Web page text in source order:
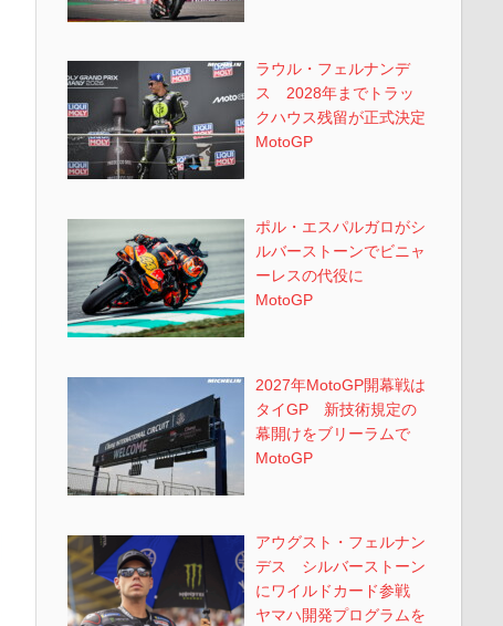
ラウル・フェルナンデ
ス 2028年までトラッ
クハウス残留が正式決定
MotoGP
ポル・エスパルガロがシ
ルバーストーンでビニャ
ーレスの代役に
MotoGP
2027年MotoGP開幕戦は
タイGP 新技術規定の
幕開けをブリーラムで
MotoGP
アウグスト・フェルナン
デス シルバーストーン
にワイルドカード参戦
ヤマハ開発プログラムを